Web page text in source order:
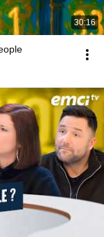
30:16